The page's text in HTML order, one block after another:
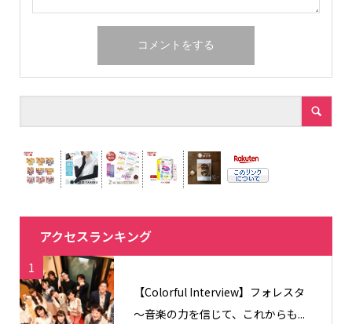
アクセスランキング
1
【Colorful Interview】フォレスタ
〜音楽の力を信じて、これからも...